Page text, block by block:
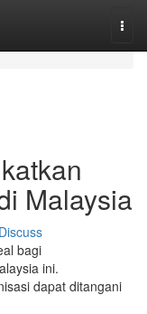
Malaysia
Discuss
bagi
ini.
dapat ditangani